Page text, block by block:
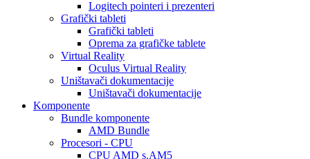
Logitech pointeri i prezenteri
Grafički tableti
Grafički tableti
Oprema za grafičke tablete
Virtual Reality
Oculus Virtual Reality
Uništavači dokumentacije
Uništavači dokumentacije
Komponente
Bundle komponente
AMD Bundle
Procesori - CPU
CPU AMD s.AM5